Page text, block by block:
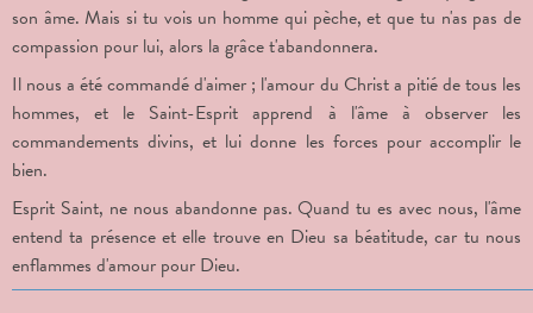
son âme. Mais si tu vois un homme qui pèche, et que tu n'as pas de
compassion pour lui, alors la grâce t'abandonnera.
Il nous a été commandé d'aimer ; l'amour du Christ a pitié de tous les
hommes, et le Saint-Esprit apprend à l'âme à observer les
commandements divins, et lui donne les forces pour accomplir le
bien.
Esprit Saint, ne nous abandonne pas. Quand tu es avec nous, l'âme
entend ta présence et elle trouve en Dieu sa béatitude, car tu nous
enflammes d'amour pour Dieu.